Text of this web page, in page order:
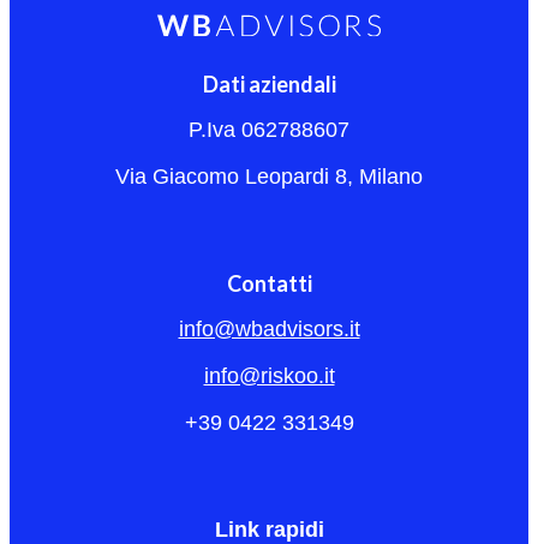
Dati aziendali
P.Iva 062788607
Via Giacomo Leopardi 8, Milano
Contatti
info@wbadvisors.it
info@riskoo.it
+39 0422 331349
Link rapidi